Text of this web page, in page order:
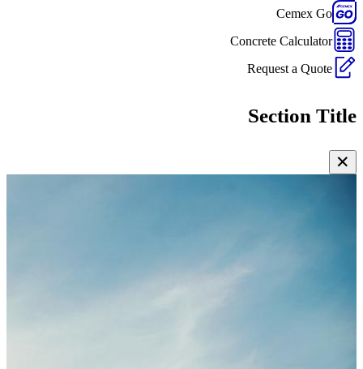
Cemex Go
Concrete Calculator
Request a Quote
Section Title
✕